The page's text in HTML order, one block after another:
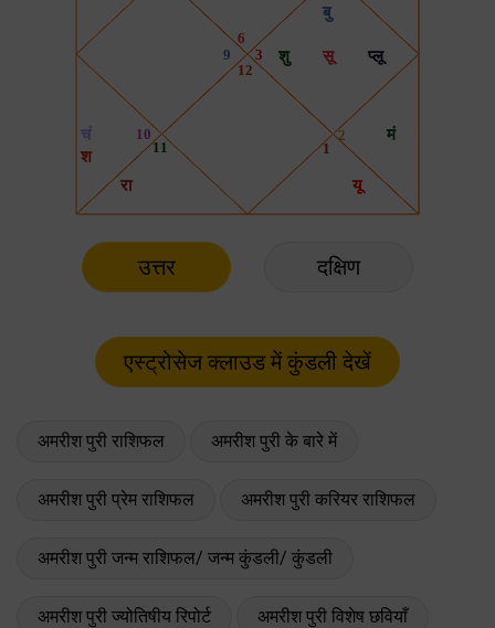
उत्तर दक्षिण
अमरीश पुरी राशिफल अमरीश पुरी के बारे में
अमरीश पुरी प्रेम राशिफल अमरीश पुरी करियर राशिफल
अमरीश पुरी जन्म राशिफल/ जन्म कुंडली/ कुंडली
अमरीश पुरी ज्योतिषीय रिपोर्ट अमरीश पुरी विशेष छवियाँ